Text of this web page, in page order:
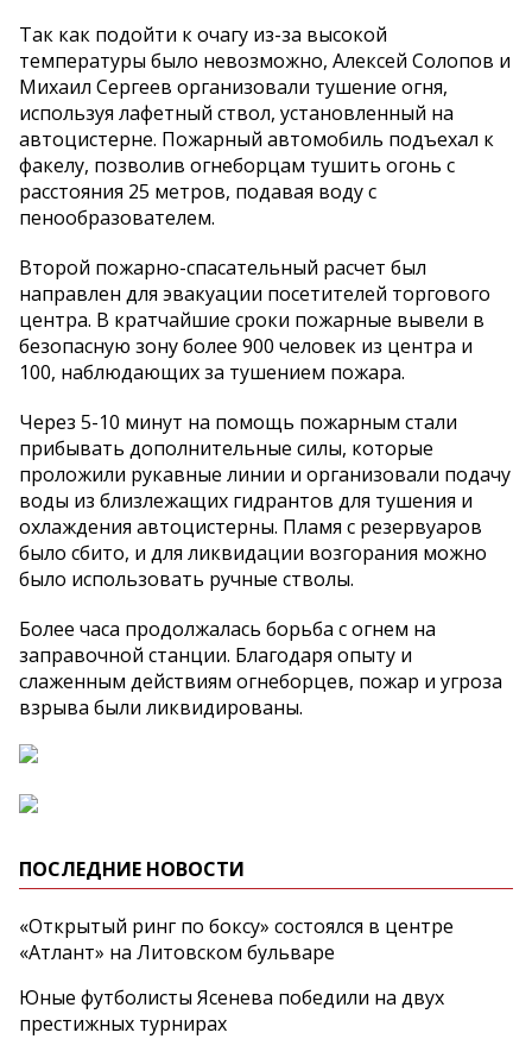
Так как подойти к очагу из-за высокой
температуры было невозможно, Алексей Солопов и
Михаил Сергеев организовали тушение огня,
используя лафетный ствол, установленный на
автоцистерне. Пожарный автомобиль подъехал к
факелу, позволив огнеборцам тушить огонь с
расстояния 25 метров, подавая воду с
пенообразователем.
Второй пожарно-спасательный расчет был
направлен для эвакуации посетителей торгового
центра. В кратчайшие сроки пожарные вывели в
безопасную зону более 900 человек из центра и
100, наблюдающих за тушением пожара.
Через 5-10 минут на помощь пожарным стали
прибывать дополнительные силы, которые
проложили рукавные линии и организовали подачу
воды из близлежащих гидрантов для тушения и
охлаждения автоцистерны. Пламя с резервуаров
было сбито, и для ликвидации возгорания можно
было использовать ручные стволы.
Более часа продолжалась борьба с огнем на
заправочной станции. Благодаря опыту и
слаженным действиям огнеборцев, пожар и угроза
взрыва были ликвидированы.
ПОСЛЕДНИЕ НОВОСТИ
«Открытый ринг по боксу» состоялся в центре
«Атлант» на Литовском бульваре
Юные футболисты Ясенева победили на двух
престижных турнирах